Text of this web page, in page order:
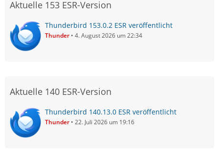
Aktuelle 153 ESR-Version
Thunderbird 153.0.2 ESR veröffentlicht
Thunder 4. August 2026 um 22:34
Aktuelle 140 ESR-Version
Thunderbird 140.13.0 ESR veröffentlicht
Thunder 22. Juli 2026 um 19:16